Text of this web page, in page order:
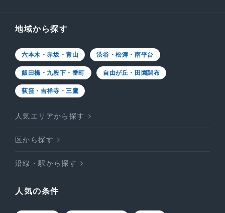
地域から探す
六本木・赤坂・青山 渋谷・松涛・南平台
飯田橋・九段下・番町 自由が丘・田園調布
荻窪・吉祥寺・三鷹
人気エリアから探す
区から探す
沿線・駅から探す
人気の条件